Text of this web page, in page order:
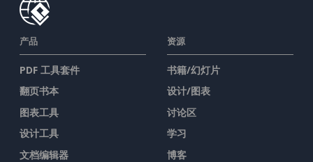
产品
PDF 工具套件
翻页书本
图表工具
设计工具
文档编辑器
资源
书籍/幻灯片
设计/图表
讨论区
学习
博客